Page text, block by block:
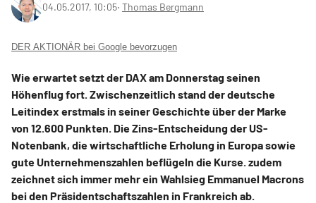
04.05.2017, 10:05‧ Thomas Bergmann
DER AKTIONÄR bei Google bevorzugen
Wie erwartet setzt der DAX am Donnerstag seinen
Höhenflug fort. Zwischenzeitlich stand der deutsche
Leitindex erstmals in seiner Geschichte über der Marke
von 12.600 Punkten. Die Zins-Entscheidung der US-
Notenbank, die wirtschaftliche Erholung in Europa sowie
gute Unternehmenszahlen beflügeln die Kurse. zudem
zeichnet sich immer mehr ein Wahlsieg Emmanuel Macrons
bei den Präsidentschaftszahlen in Frankreich ab.